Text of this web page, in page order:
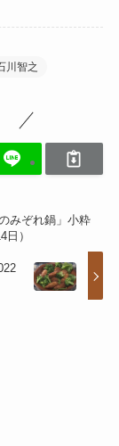
川智之
みぞれ鍋」小粋
）